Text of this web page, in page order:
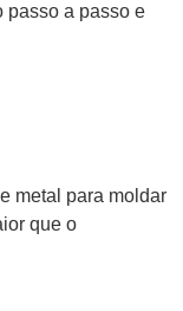
passo a passo e
metal para moldar
que o